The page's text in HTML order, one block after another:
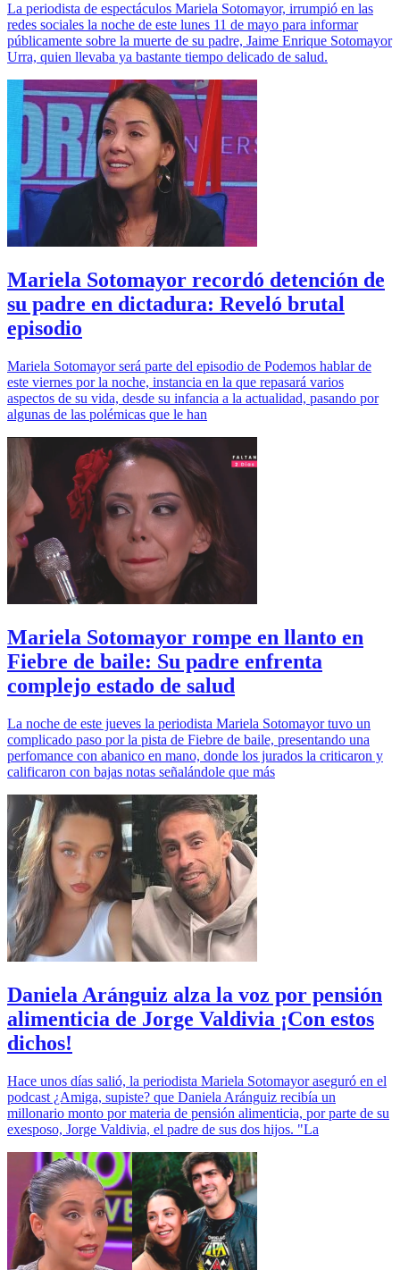
La periodista de espectáculos Mariela Sotomayor, irrumpió en las
redes sociales la noche de este lunes 11 de mayo para informar
públicamente sobre la muerte de su padre, Jaime Enrique Sotomayor
Urra, quien llevaba ya bastante tiempo delicado de salud.
Mariela Sotomayor recordó detención de
su padre en dictadura: Reveló brutal
episodio
Mariela Sotomayor será parte del episodio de Podemos hablar de
este viernes por la noche, instancia en la que repasará varios
aspectos de su vida, desde su infancia a la actualidad, pasando por
algunas de las polémicas que le han
Mariela Sotomayor rompe en llanto en
Fiebre de baile: Su padre enfrenta
complejo estado de salud
La noche de este jueves la periodista Mariela Sotomayor tuvo un
complicado paso por la pista de Fiebre de baile, presentando una
perfomance con abanico en mano, donde los jurados la criticaron y
calificaron con bajas notas señalándole que más
Daniela Aránguiz alza la voz por pensión
alimenticia de Jorge Valdivia ¡Con estos
dichos!
Hace unos días salió, la periodista Mariela Sotomayor aseguró en el
podcast ¿Amiga, supiste? que Daniela Aránguiz recibía un
millonario monto por materia de pensión alimenticia, por parte de su
exesposo, Jorge Valdivia, el padre de sus dos hijos. "La